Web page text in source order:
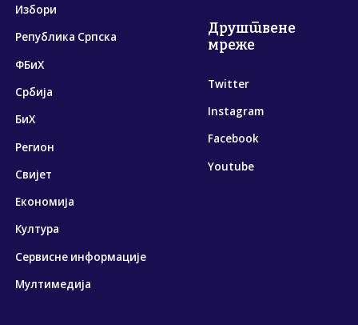
Избори
Република Српска
ФБиХ
Србија
БиХ
Регион
Свијет
Економија
Култура
Сервисне информације
Мултимедија
Друштвене
мреже
Twitter
Instagram
Facebook
Youtube